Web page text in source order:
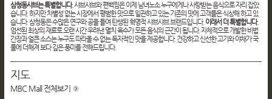
삼청동샤브는 특별합니다.샤브샤브와 편백찜은 이제 남녀노소 누구에게나 사랑받는 음식으로 자리 잡았
습니다. 하지만 차별성 없는 시장에서 평범한 맛으로 일관하고 있는 기존의 맛에 고객들은 식상해 하고 있
습니다. 삼청동은 수많은 연구와 공을 들여 탄생된 혁명적 샤브샤브 브랜드입니다. 이래서 더 특별합니다.
엄선된 최상의 재료로 오랜 시간 우려낸 멸치 육수가 모든 음식의 근간이 됩니다. 자체적으로 개발한 비법
간장과 얼큰 소스는 누구도 따라올 수 없는 독자적인 맛을 제공합니다. 건강하고 신선한 고기와 야채가 국
물에 더해져 보다 깊은 풍미를 전해드립니다.
지도
MBC Mall 전체보기